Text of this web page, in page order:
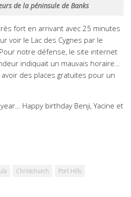
de la péninsule de Banks
fort en arrivant avec 25 minutes
voir le Lac des Cygnes par le
notre défense, le site internet
indiquait un mauvais horaire…
des places gratuites pour un
Happy birthday Benji, Yacine et
Christchurch Port Hills